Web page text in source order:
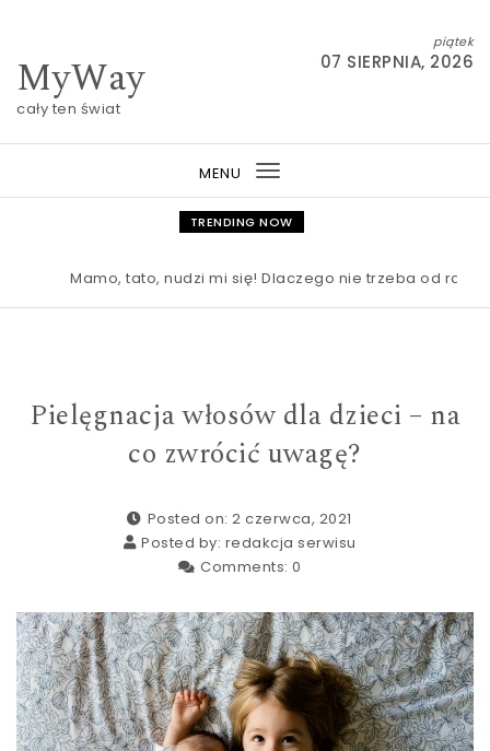
MyWay
cały ten świat
piątek
07 SIERPNIA, 2026
MENU
Toggle
navigation
TRENDING NOW
Mamo, tato, nudzi mi się! Dlaczego nie trzeba od razu
Pielęgnacja włosów dla dzieci – na
co zwrócić uwagę?
Posted on: 2 czerwca, 2021
Posted by: redakcja serwisu
Comments: 0